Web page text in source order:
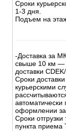
Сроки
1-3 дня.
Подъем на
-Доставка за
свыше 10 км —
доставки
Сроки доставки
курьерскими
автоматически
оформлении
Сроки
пункта приема